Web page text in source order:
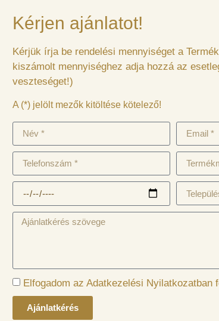
Kérjen ajánlatot!
Kérjük írja be rendelési mennyiséget a
kiszámolt mennyiséghez adja hozzá az
veszteséget!)
A (*) jelölt mezők kitöltése kötelező!
Elfogadom az Adatkezelési Nyilatkozatban
Ajánlatkérés